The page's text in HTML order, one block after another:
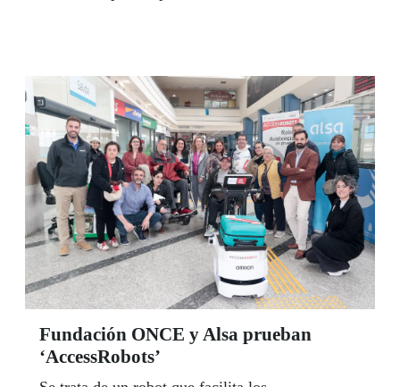
Fundación ONCE y Alsa prueban
‘AccessRobots’